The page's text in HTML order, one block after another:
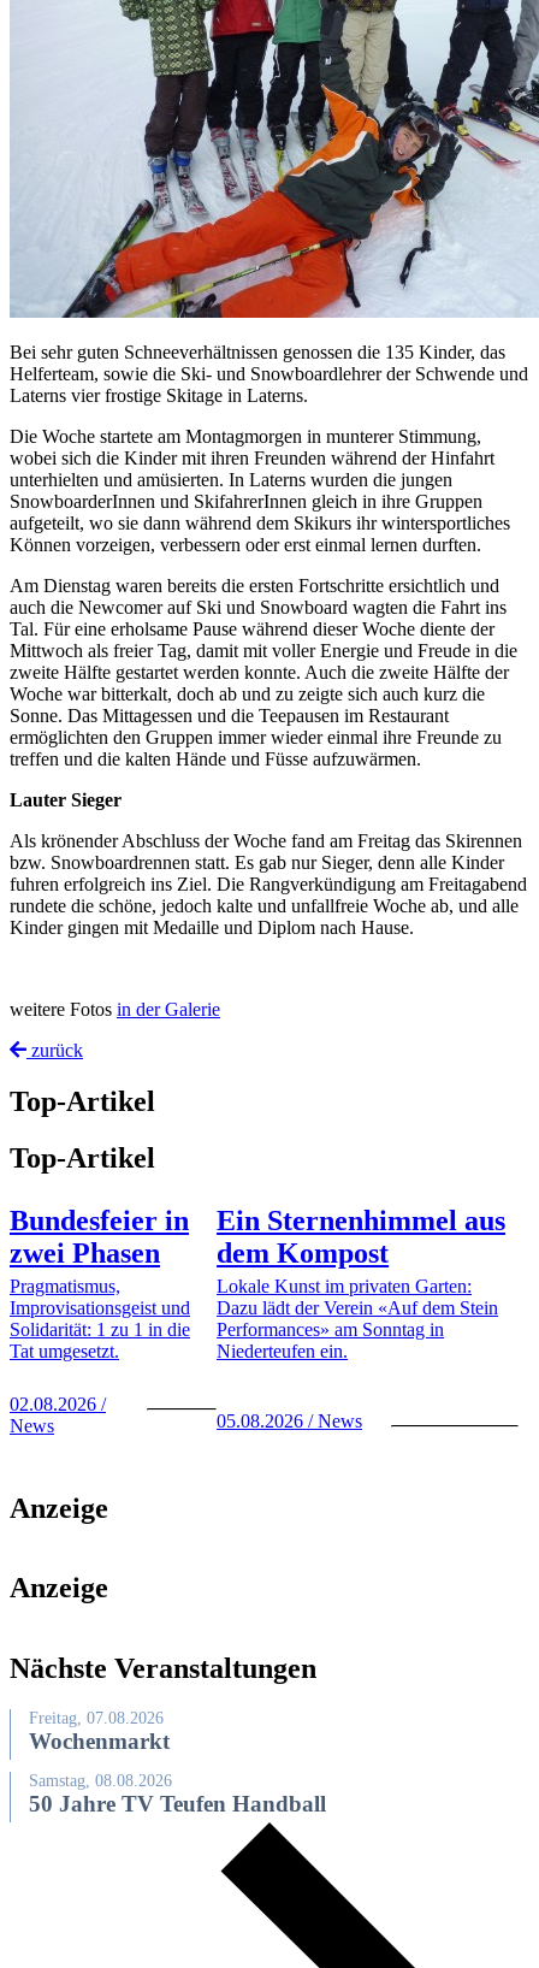
Bei sehr guten Schneeverhältnissen genossen die 135 Kinder, das
Helferteam, sowie die Ski- und Snowboardlehrer der Schwende und
Laterns vier frostige Skitage in Laterns.
Die Woche startete am Montagmorgen in munterer Stimmung,
wobei sich die Kinder mit ihren Freunden während der Hinfahrt
unterhielten und amüsierten. In Laterns wurden die jungen
SnowboarderInnen und SkifahrerInnen gleich in ihre Gruppen
aufgeteilt, wo sie dann während dem Skikurs ihr wintersportliches
Können vorzeigen, verbessern oder erst einmal lernen durften.
Am Dienstag waren bereits die ersten Fortschritte ersichtlich und
auch die Newcomer auf Ski und Snowboard wagten die Fahrt ins
Tal. Für eine erholsame Pause während dieser Woche diente der
Mittwoch als freier Tag, damit mit voller Energie und Freude in die
zweite Hälfte gestartet werden konnte. Auch die zweite Hälfte der
Woche war bitterkalt, doch ab und zu zeigte sich auch kurz die
Sonne. Das Mittagessen und die Teepausen im Restaurant
ermöglichten den Gruppen immer wieder einmal ihre Freunde zu
treffen und die kalten Hände und Füsse aufzuwärmen.
Lauter Sieger
Als krönender Abschluss der Woche fand am Freitag das Skirennen
bzw. Snowboardrennen statt. Es gab nur Sieger, denn alle Kinder
fuhren erfolgreich ins Ziel. Die Rangverkündigung am Freitagabend
rundete die schöne, jedoch kalte und unfallfreie Woche ab, und alle
Kinder gingen mit Medaille und Diplom nach Hause.
weitere Fotos in der Galerie
zurück
Top-Artikel
Top-Artikel
Bundesfeier in
zwei Phasen
Pragmatismus,
Improvisationsgeist und
Solidarität: 1 zu 1 in die
Tat umgesetzt.
02.08.2026 /
News
Ein Sternenhimmel aus
dem Kompost
Lokale Kunst im privaten Garten:
Dazu lädt der Verein «Auf dem Stein
Performances» am Sonntag in
Niederteufen ein.
05.08.2026 / News
Anzeige
Anzeige
Nächste Veranstaltungen
Freitag, 07.08.2026
Wochenmarkt
Samstag, 08.08.2026
50 Jahre TV Teufen Handball